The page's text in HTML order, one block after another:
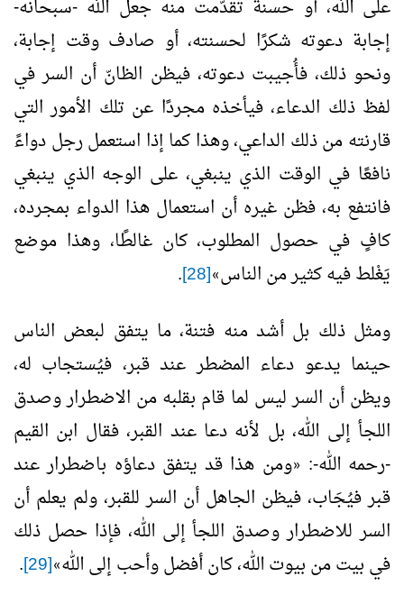
على الله، أو حسنة تقدّمت منه جعل الله -سبحانه-
إجابة دعوته شكرًا لحسنته، أو صادف وقت إجابة،
ونحو ذلك، فأُجيبت دعوته، فيظن الظانّ أن السر في
لفظ ذلك الدعاء، فيأخذه مجردًا عن تلك الأمور التي
قارنته من ذلك الداعي، وهذا كما إذا استعمل رجل دواءً
نافعًا في الوقت الذي ينبغي، على الوجه الذي ينبغي
فانتفع به، فظن غيره أن استعمال هذا الدواء بمجرده،
كافٍ في حصول المطلوب، كان غالطًا، وهذا موضع
يَغْلط فيه كثير من الناس»
[28]
.
ومثل ذلك بل أشد منه فتنة، ما يتفق لبعض الناس
حينما يدعو دعاء المضطر عند قبر، فيُستجاب له،
ويظن أن السر ليس لما قام بقلبه من الاضطرار وصدق
اللجأ إلى الله، بل لأنه دعا عند القبر، فقال ابن القيم
-رحمه الله-: «ومن هذا قد يتفق دعاؤه باضطرار عند
قبر فيُجَاب، فيظن الجاهل أن السر للقبر، ولم يعلم أن
السر للاضطرار وصدق اللجأ إلى الله، فإذا حصل ذلك
في بيت من بيوت الله، كان أفضل وأحب إلى الله»
[29]
.